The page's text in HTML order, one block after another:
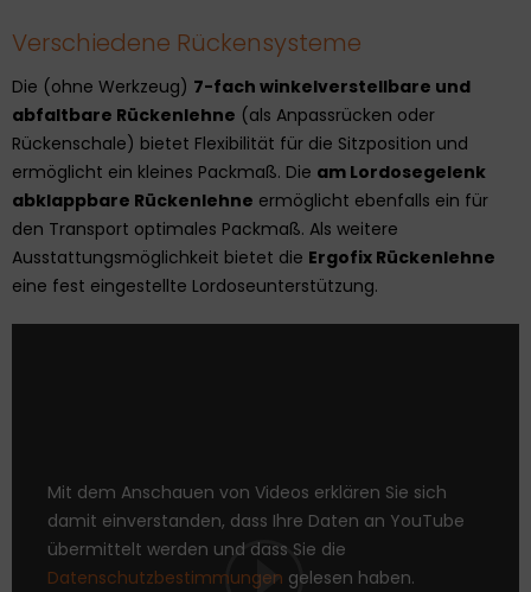
Verschiedene Rückensysteme
Die (ohne Werkzeug) 7-fach winkelverstellbare und
abfaltbare Rückenlehne (als Anpassrücken oder
Rückenschale) bietet Flexibilität für die Sitzposition und
ermöglicht ein kleines Packmaß. Die am Lordosegelenk
abklappbare Rückenlehne ermöglicht ebenfalls ein für
den Transport optimales Packmaß. Als weitere
Ausstattungsmöglichkeit bietet die Ergofix Rückenlehne
eine fest eingestellte Lordoseunterstützung.
Mit dem Anschauen von Videos erklären Sie sich
damit einverstanden, dass Ihre Daten an YouTube
übermittelt werden und dass Sie die
Datenschutzbestimmungen gelesen haben.